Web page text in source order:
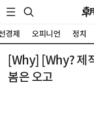
경제 오피니언 정치
[Why] [Why? 제
봄은 오고